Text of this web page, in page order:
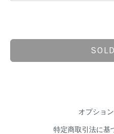
オプショ
特定商取引法に基